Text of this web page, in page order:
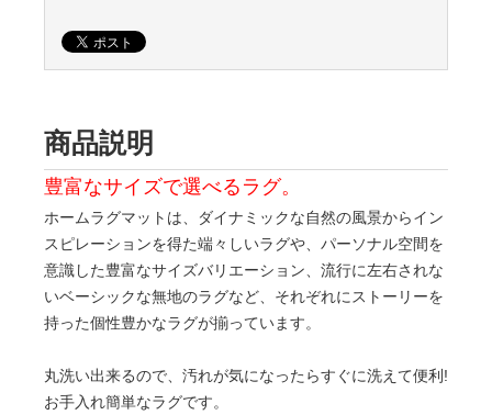
商品説明
豊富なサイズで選べるラグ。
ホームラグマットは、ダイナミックな自然の風景からイン
スピレーションを得た端々しいラグや、パーソナル空間を
意識した豊富なサイズバリエーション、流行に左右されな
いベーシックな無地のラグなど、それぞれにストーリーを
持った個性豊かなラグが揃っています。
丸洗い出来るので、汚れが気になったらすぐに洗えて便利!
お手入れ簡単なラグです。